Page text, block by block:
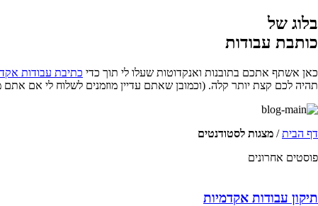
בלוג של
כותבת עבודות
כאן אשתף אתכם בתובנות ואנקדוטות שעלו לי תוך כדי כתיבת עבודות
תהיה לכם קצת יותר קלה. (וכמובן שאתם עדיין מוזמנים לשלוח לי אם
דף הבית/ מצגות לסטודנטים
פוסטים אחרונים
תיקון עבודות אקדמיות